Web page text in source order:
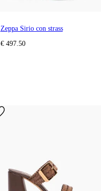
Zeppa Sirio con strass
€ 497.50